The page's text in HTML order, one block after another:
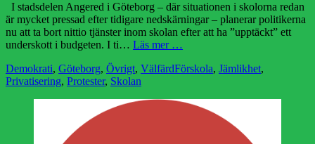
I stadsdelen Angered i Göteborg – där situationen i skolorna redan
är mycket pressad efter tidigare nedskärningar – planerar politikerna
nu att ta bort nittio tjänster inom skolan efter att ha ”upptäckt” ett
underskott i budgeten. I ti… Läs mer …
Kategorier
Demokrati, Göteborg, Övrigt, VälfärdEtiketter
Förskola, Jämlikhet,
Privatisering, Protester, Skolan